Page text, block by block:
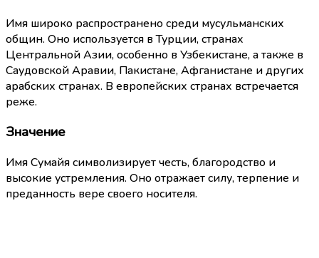
Имя широко распространено среди мусульманских
общин. Оно используется в Турции, странах
Центральной Азии, особенно в Узбекистане, а также в
Саудовской Аравии, Пакистане, Афганистане и других
арабских странах. В европейских странах встречается
реже.
Значение
Имя Сумайя символизирует честь, благородство и
высокие устремления. Оно отражает силу, терпение и
преданность вере своего носителя.